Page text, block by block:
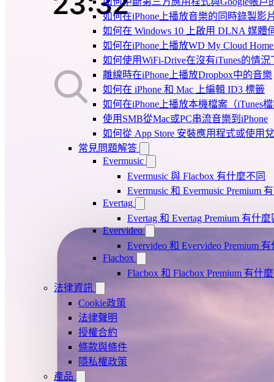
如何在iPhone上播放音樂的同時錄製影
如何在 Windows 10 上啟用 DLNA 媒體
如何在iPhone上播放WD My Cloud
如何使用WiFi-Drive在沒有iTunes的情
離線時在iPhone上播放Dropbox中的音樂
如何在 iPhone 和 Mac 上編輯 ID3 標籤
如何在iPhone上播放本機檔案（iTunes
使用SMB從Mac或PC串流音樂到iPhone
如何從 App Store 安裝應用程式或使用
常見問題解答
Evermusic
Evermusic 與 Flacbox 有什麼不同
Evermusic 和 Evermusic Premium
Evertag
Evertag 和 Evertag Premium 有什
Evervideo
Evervideo 和 Evervideo Premium
Flacbox
Flacbox 和 Flacbox Premium 有什
法律資訊
Cookie政策
法律聲明
授權合約
條款與條件
隱私權政策
產品